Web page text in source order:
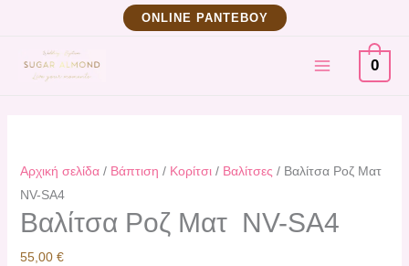
περιεχόμενο
ΟNLINE ΡΑΝΤΕΒΟΥ
MAIN
MENU
0
Αρχική σελίδα/ Βάπτιση / Κορίτσι/ Βαλίτσες / Βαλίτσα Ροζ Ματ
NV-SA4
Βαλίτσα Ροζ Ματ NV-SA4
55,00 €
Ματ
NV-